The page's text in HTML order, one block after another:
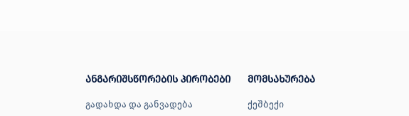
ანგარიშსწორების პირობები
გადახდა და განვადება
მომსახურება
ქეშბექი